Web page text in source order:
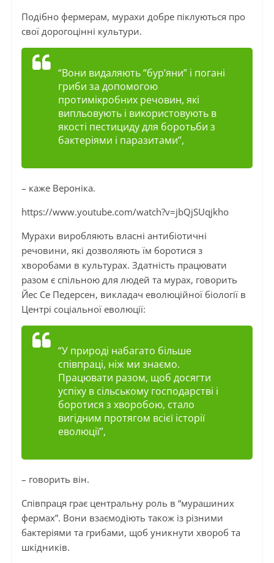
Подібно фермерам, мурахи добре піклуються про
свої дорогоцінні культури.
“Вони видаляють “бур’яни” і погані
гриби за допомогою
протимікробних речовин, які
випльовують і використовують в
якості пестициду для боротьби з
бактеріями і паразитами”,
– каже Вероніка.
https://www.youtube.com/watch?v=jbQjSUqjkho
Мурахи виробляють власні антибіотичні
речовини, які дозволяють їм боротися з
хворобами в культурах. Здатність працювати
разом є спільною для людей та мурах, говорить
Йес Се Педерсен, викладач еволюційної біології в
Центрі соціальної еволюції:
“У природі набагато більше
співпраці, ніж ми знаємо.
Працювати разом, щоб досягти
успіху в сільському господарстві і
боротися з хворобою, стало
вигідним протягом всієї історії
еволюції”,
– говорить він.
Співпраця грає центральну роль в “мурашиних
фермах”. Вони взаємодіють також із різними
бактеріями та грибами, щоб уникнути хвороб та
шкідників.